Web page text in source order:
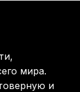
мира.
и